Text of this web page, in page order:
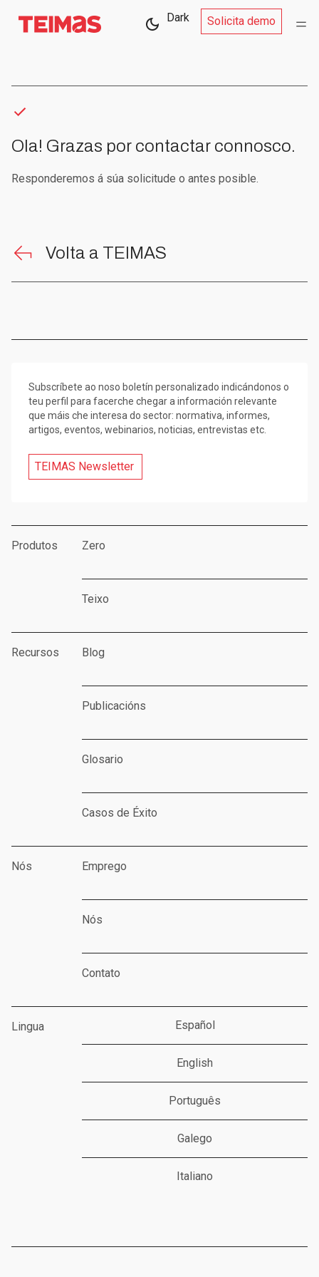
Solicita demo
Dark
Ola! Grazas por contactar connosco.
Responderemos á súa solicitude o antes posible.
Volta a TEIMAS
Subscríbete ao noso boletín personalizado indicándonos o
teu perfil para facerche chegar a información relevante
que máis che interesa do sector: normativa, informes,
artigos, eventos, webinarios, noticias, entrevistas etc.
TEIMAS Newsletter
Produtos Zero
Teixo
Recursos Blog
Publicacións
Glosario
Casos de Éxito
Nós Emprego
Nós
Contato
Lingua Español
English
Português
Galego
Italiano